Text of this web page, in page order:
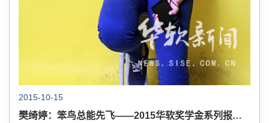
2015-10-15
樊绮婷：笨鸟总能先飞——2015华软奖学金系列报道之三